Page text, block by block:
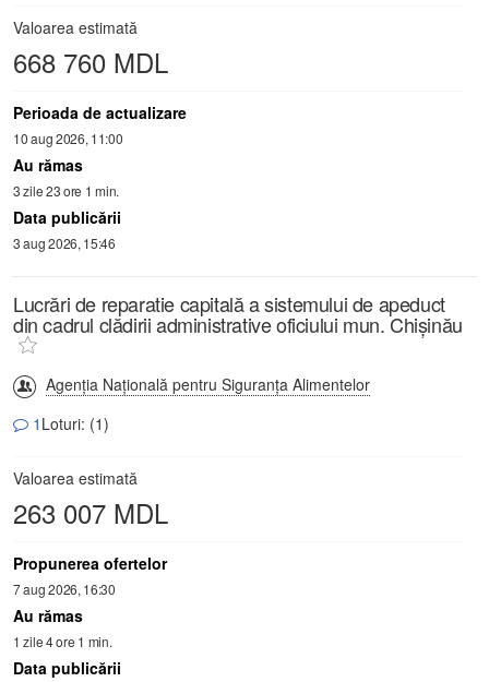
Valoarea estimată
668 760 MDL
Perioada de actualizare
10 aug 2026, 11:00
Au rămas
3 zile 23 ore 1 min.
Data publicării
3 aug 2026, 15:46
Lucrări de reparatie capitală a sistemului de apeduct
din cadrul clădirii administrative oficiului mun. Chișinău
Agenția Națională pentru Siguranța Alimentelor
1 Loturi: (1)
Valoarea estimată
263 007 MDL
Propunerea ofertelor
7 aug 2026, 16:30
Au rămas
1 zile 4 ore 1 min.
Data publicării